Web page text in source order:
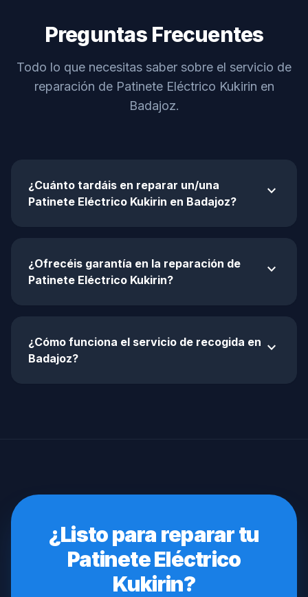
Preguntas Frecuentes
Todo lo que necesitas saber sobre el servicio de
reparación de Patinete Eléctrico Kukirin en
Badajoz.
¿Cuánto tardáis en reparar un/una
Patinete Eléctrico Kukirin en Badajoz?
expand_more
¿Ofrecéis garantía en la reparación de
Patinete Eléctrico Kukirin?
expand_more
¿Cómo funciona el servicio de recogida en
Badajoz?
expand_more
¿Listo para reparar tu
Patinete Eléctrico
Kukirin?